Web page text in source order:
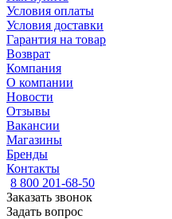
Условия оплаты
Условия доставки
Гарантия на товар
Возврат
Компания
О компании
Новости
Отзывы
Вакансии
Магазины
Бренды
Контакты
8 800 201-68-50
Заказать звонок
Задать вопрос